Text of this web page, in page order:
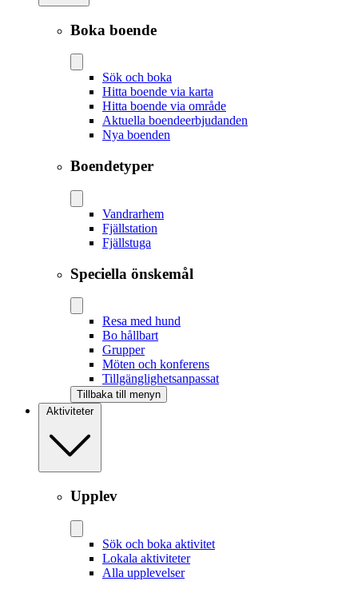
Boka boende
Sök och boka
Hitta boende via karta
Hitta boende via område
Aktuella boendeerbjudanden
Nya boenden
Boendetyper
Vandrarhem
Fjällstation
Fjällstuga
Speciella önskemål
Resa med hund
Bo hållbart
Grupper
Möten och konferens
Tillgänglighetsanpassat
Tillbaka till menyn
Aktiviteter
Upplev
Sök och boka aktivitet
Lokala aktiviteter
Alla upplevelser